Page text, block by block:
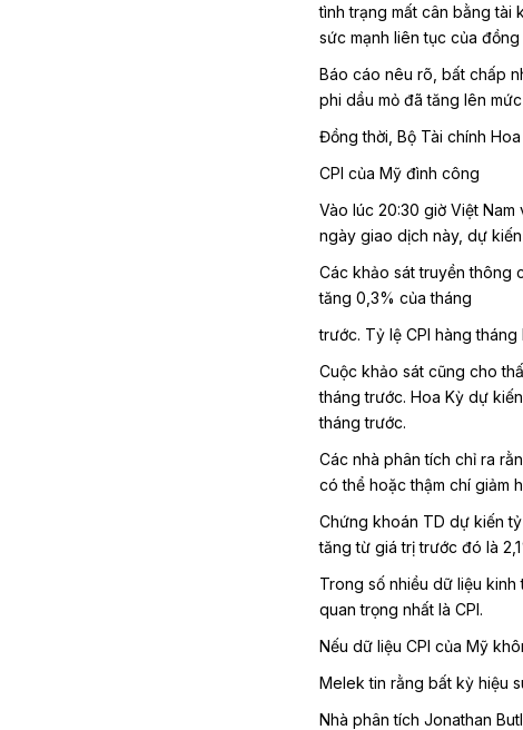
tình trạng mất cân bằng tài
sức mạnh liên tục của
Báo cáo nêu rõ, bất chấp
phi dầu mỏ đã tăng lên
Đồng thời, Bộ Tài chính
CPI của Mỹ đình công
Vào lúc 20:30 giờ Việt
ngày giao dịch này, dự
Các khảo sát truyền thông
tăng 0,3% của tháng
trước. Tỷ lệ CPI hàng
Cuộc khảo sát cũng cho
tháng trước. Hoa Kỳ dự
tháng trước.
Các nhà phân tích chỉ ra
có thể hoặc thậm chí giảm
Chứng khoán TD dự kiến
tăng từ giá trị trước đó là
Trong số nhiều dữ liệu
quan trọng nhất là CPI.
Nếu dữ liệu CPI của Mỹ
Melek tin rằng bất kỳ hiệu
Nhà phân tích Jonathan